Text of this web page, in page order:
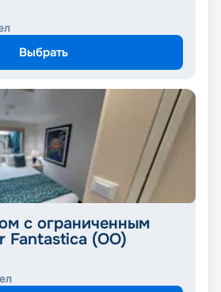
Выбрать
с ограниченным
Fantastica (OO)